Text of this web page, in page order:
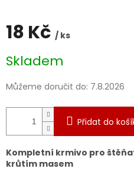
18 Kč / ks
cena:
Skladem
Můžeme doručit do: 7.8.2026
Přidat do
Kompletní krmivo pro
krůtím masem